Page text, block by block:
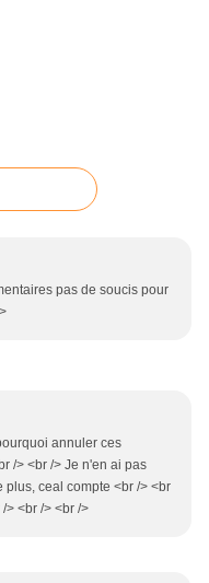
pas de soucis pour
annuler ces
/> <br /> Je n'en ai pas
plus, ceal compte <br /> <br
> <br /> <br />